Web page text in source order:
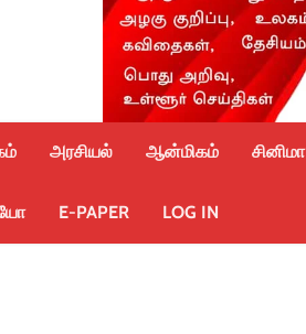
அரசியல் ஆன்மிகம் சினிமா
E-PAPER LOG IN